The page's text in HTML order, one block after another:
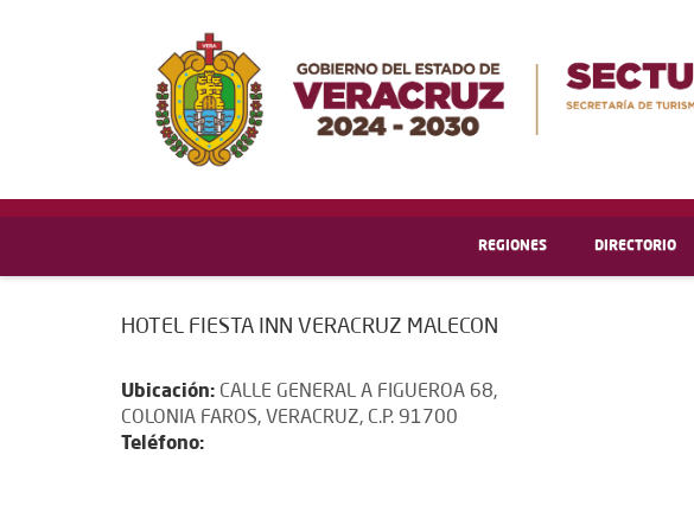
REGIONES DIRECTORIO
HOTEL FIESTA INN VERACRUZ MALECON
Ubicación: CALLE GENERAL A FIGUEROA 68,
COLONIA FAROS, VERACRUZ, C.P. 91700
Teléfono: